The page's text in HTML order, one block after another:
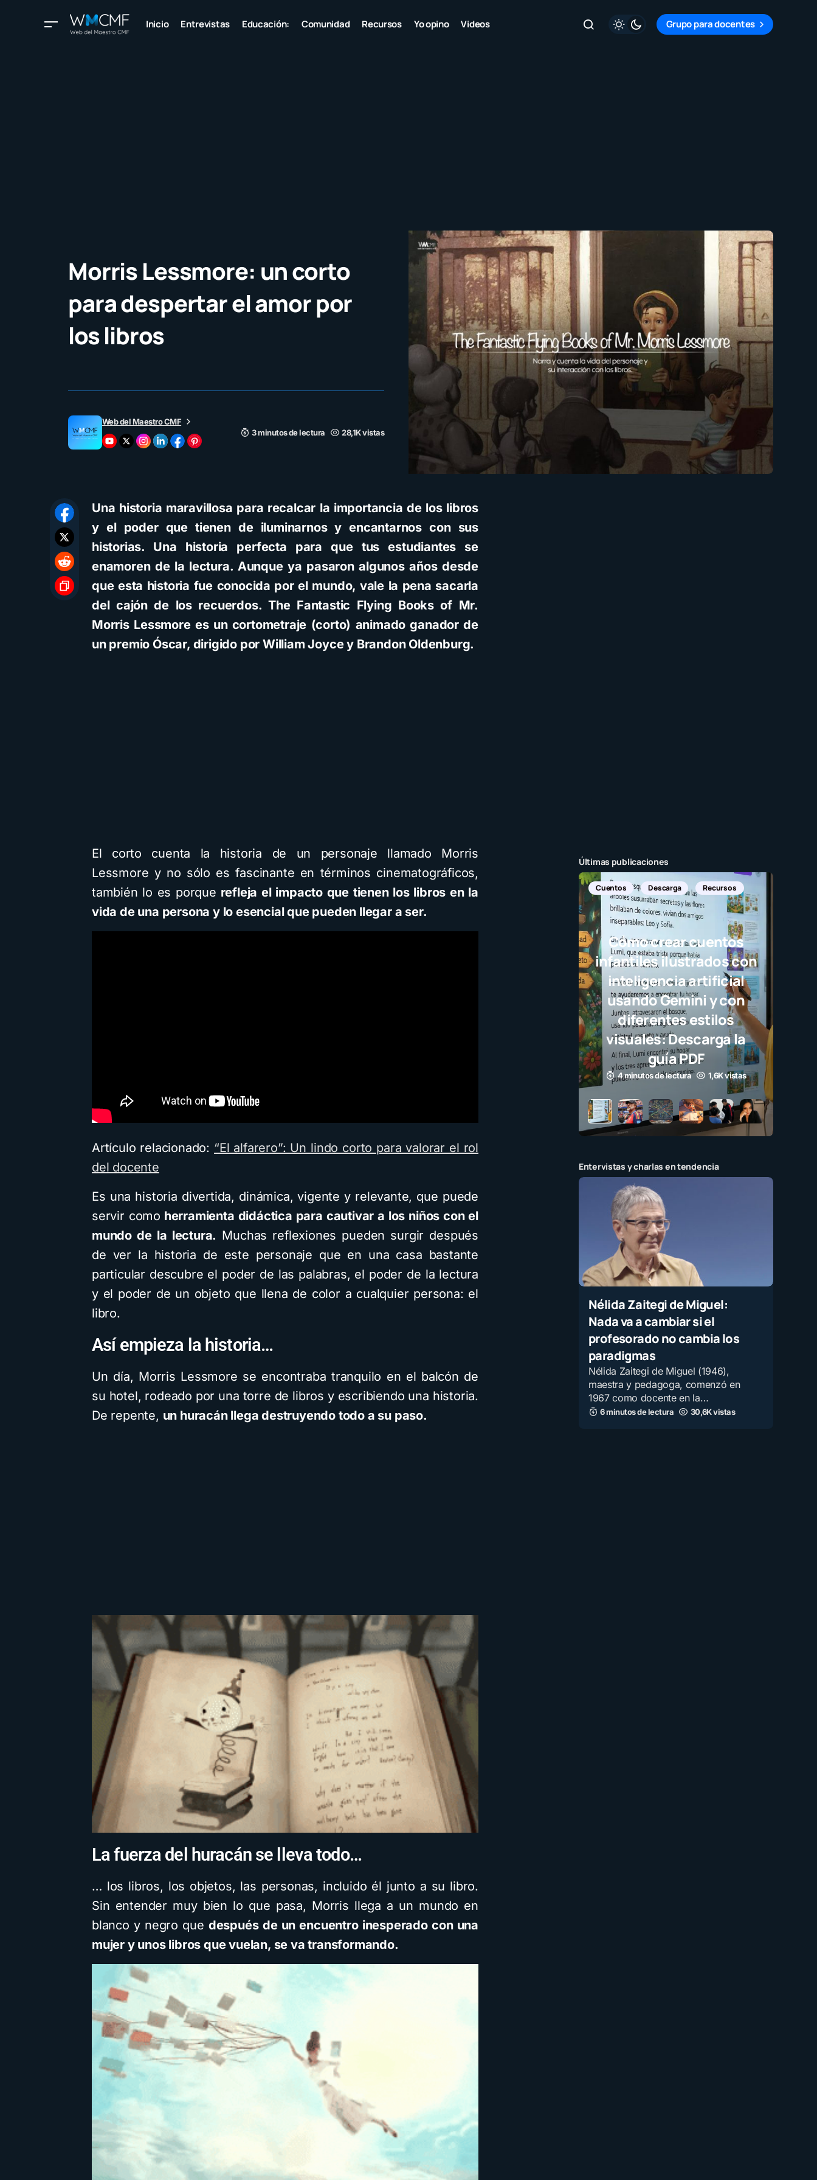
Inicio Entrevistas Educación: Comunidad Recursos Yo opino Videos Grupo para docentes
Morris Lessmore: un corto
para despertar el amor por
los libros
Web del Maestro CMF
3 minutos de lectura
28,1K vistas
Una historia maravillosa para recalcar la importancia de los libros
y el poder que tienen de iluminarnos y encantarnos con sus
historias. Una historia perfecta para que tus estudiantes se
enamoren de la lectura. Aunque ya pasaron algunos años desde
que esta historia fue conocida por el mundo, vale la pena sacarla
del cajón de los recuerdos. The Fantastic Flying Books of Mr.
Morris Lessmore es un cortometraje (corto) animado ganador de
un premio Óscar, dirigido por William Joyce y Brandon Oldenburg.
El corto cuenta la historia de un personaje llamado Morris
Lessmore y no sólo es fascinante en términos cinematográficos,
también lo es porque refleja el impacto que tienen los libros en la
vida de una persona y lo esencial que pueden llegar a ser.
Artículo relacionado: “El alfarero”: Un lindo corto para valorar el rol
del docente
Es una historia divertida, dinámica, vigente y relevante, que puede
servir como herramienta didáctica para cautivar a los niños con el
mundo de la lectura. Muchas reflexiones pueden surgir después
de ver la historia de este personaje que en una casa bastante
particular descubre el poder de las palabras, el poder de la lectura
y el poder de un objeto que llena de color a cualquier persona: el
libro.
Así empieza la historia…
Un día, Morris Lessmore se encontraba tranquilo en el balcón de
su hotel, rodeado por una torre de libros y escribiendo una historia.
De repente, un huracán llega destruyendo todo a su paso.
La fuerza del huracán se lleva todo…
… los libros, los objetos, las personas, incluido él junto a su libro.
Sin entender muy bien lo que pasa, Morris llega a un mundo en
blanco y negro que después de un encuentro inesperado con una
mujer y unos libros que vuelan, se va transformando.
Últimas publicaciones
Cuentos Descarga Recursos Noticias Internacionales
Javier Bardem elogia a la
selección campeona y
destaca el juego limpio
como ejemplo para
millones de niños
3 minutos de lectura 1,1K vistas
Entervistas y charlas en tendencia
Nélida Zaitegi de Miguel:
Nada va a cambiar si el
profesorado no cambia los
paradigmas
Nélida Zaitegi de Miguel (1946),
maestra y pedagoga, comenzó en
1967 como docente en la…
6 minutos de lectura 30,6K vistas